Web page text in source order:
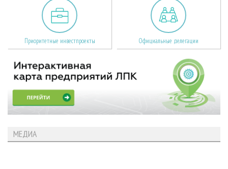
Приоритетные инвестпроекты Официальные делегации
МЕДИА